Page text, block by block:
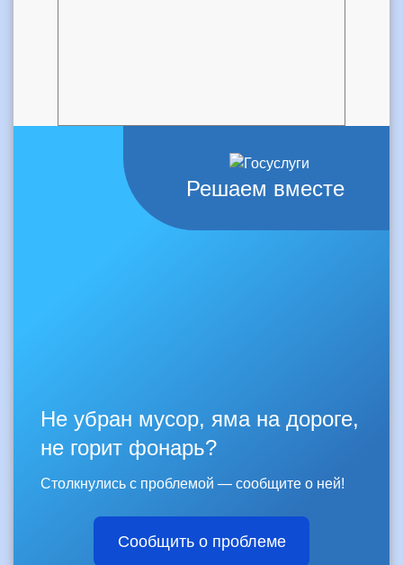
Решаем вместе
Не убран мусор, яма на дороге,
не горит фонарь?
Столкнулись с проблемой — сообщите о ней!
Сообщить о проблеме